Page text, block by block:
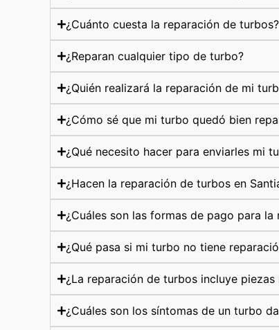
¿Cuánto cuesta la reparación de turbos?
¿Reparan cualquier tipo de turbo?
¿Quién realizará la reparación de mi
¿Cómo sé que mi turbo quedó bien
¿Qué necesito hacer para enviarles mi
¿Hacen la reparación de turbos en
¿Cuáles son las formas de pago para
¿Qué pasa si mi turbo no tiene
¿La reparación de turbos incluye piezas
¿Cuáles son los síntomas de un turbo